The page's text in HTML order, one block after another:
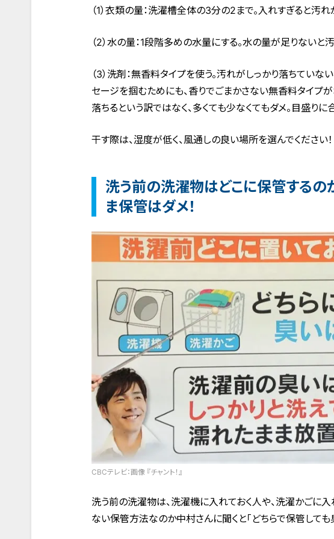
（1）衣類の量：洗濯槽全体の3分の2まで。入れすぎると汚
（2）水の量：1段階多めの水量にする。水の量が足りないと
（3）洗剤：無香料タイプを使う。汚れがしっかり落ちていな
セージを掴むためにも、香りでごまかさない無香料タイプ
落ちるという訳ではなく、多くても少なくてもダメ。目盛りに
干す際は、湿度が低く、風通しの良い場所を選んでください！
洗う前の洗濯物はどこに保管するの
ま保管はダメ！
CBCテレビ：画像 『チャント！』
洗う前の洗濯物は、洗濯機に入れておく人や、洗濯かごに
ない保管方法なのか中村さんに聞くと「どちらで保管しても